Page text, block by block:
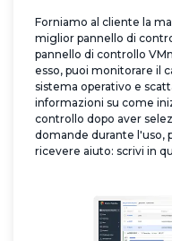
Forniamo al cliente la
miglior pannello di
pannello di controllo
esso, puoi monitorare il
sistema operativo e
informazioni su come
controllo dopo aver
domande durante l'uso,
ricevere aiuto: scrivi in